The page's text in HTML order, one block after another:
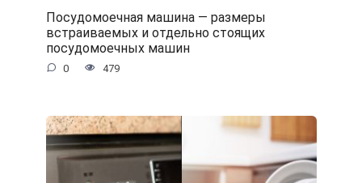
Посудомоечная машина — размеры
встраиваемых и отдельно стоящих
посудомоечных машин
0 479